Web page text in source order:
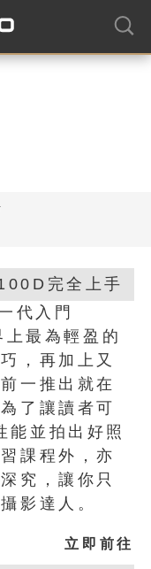
代入門
最為輕盈的
，再加上又
一推出就在
了讓讀者可
並拍出好照
課程外，亦
究，讓你只
影達人。
立即前往